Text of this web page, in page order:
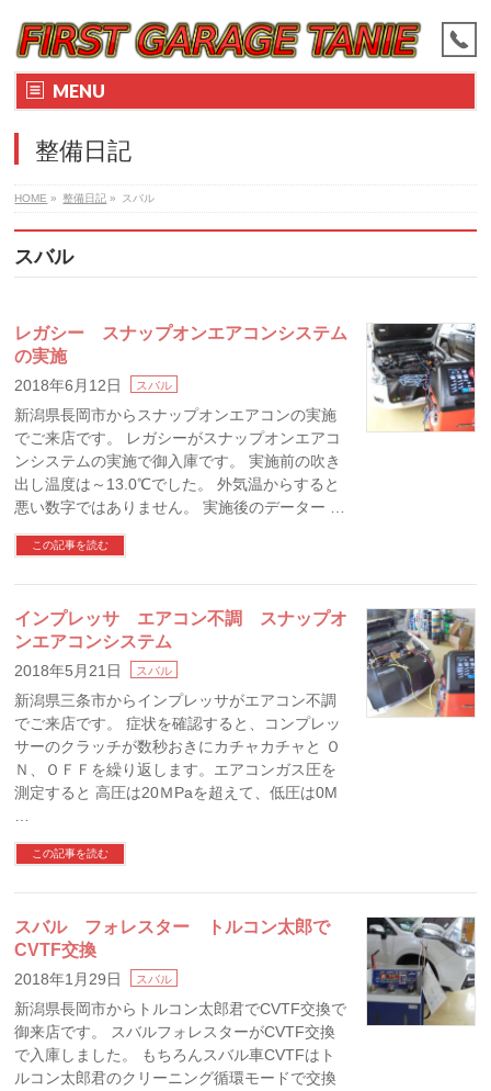
MENU
整備日記
HOME » 整備日記 » スバル
スバル
レガシー スナップオンエアコンシステム
の実施
2018年6月12日 スバル
新潟県長岡市からスナップオンエアコンの実施
でご来店です。 レガシーがスナップオンエアコ
ンシステムの実施で御入庫です。 実施前の吹き
出し温度は～13.0℃でした。 外気温からすると
悪い数字ではありません。 実施後のデーター …
この記事を読む
インプレッサ エアコン不調 スナップオ
ンエアコンシステム
2018年5月21日 スバル
新潟県三条市からインプレッサがエアコン不調
でご来店です。 症状を確認すると、コンプレッ
サーのクラッチが数秒おきにカチャカチャと Ｏ
Ｎ、ＯＦＦを繰り返します。エアコンガス圧を
測定すると 高圧は20ＭPaを超えて、低圧は0M
この記事を読む
スバル フォレスター トルコン太郎で
CVTF交換
2018年1月29日 スバル
新潟県長岡市からトルコン太郎君でCVTF交換で
御来店です。 スバルフォレスターがCVTF交換
で入庫しました。 もちろんスバル車CVTFはト
ルコン太郎君のクリーニング循環モードで交換